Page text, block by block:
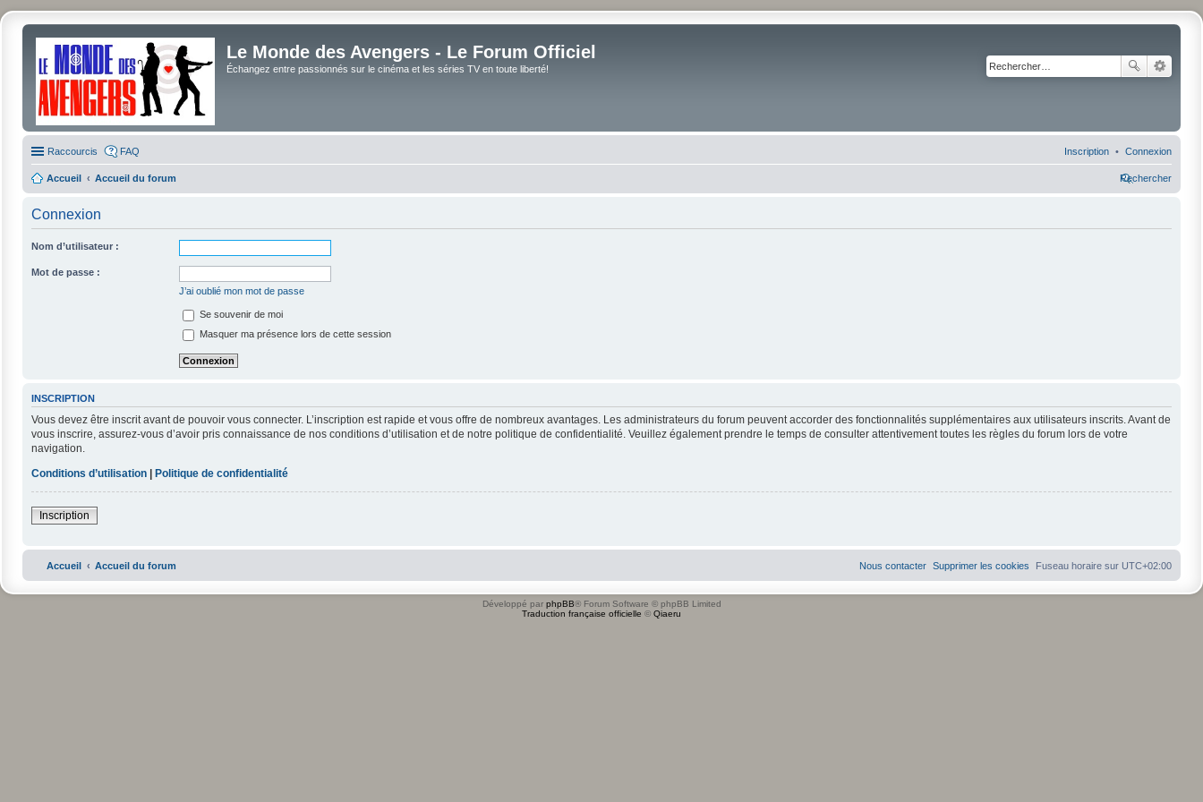
Le Monde des Avengers - Le Forum Officiel
Échangez entre passionnés sur le cinéma et les séries TV en toute liberté!
Raccourcis FAQ Connexion
Inscription
Accueil Accueil du forum Rechercher
Connexion
Nom d’utilisateur :
Mot de passe :
J’ai oublié mon mot de passe
Se souvenir de moi
Masquer ma présence lors de cette session
INSCRIPTION
Vous devez être inscrit avant de pouvoir vous connecter. L’inscription est rapide et vous offre de nombreux avantages. Les administrateurs du forum peuvent accorder des fonctionnalités supplémentaires aux utilisateurs inscrits. Avant de
vous inscrire, assurez-vous d’avoir pris connaissance de nos conditions d’utilisation et de notre politique de confidentialité. Veuillez également prendre le temps de consulter attentivement toutes les règles du forum lors de votre
navigation.
Conditions d’utilisation | Politique de confidentialité
Inscription
Accueil Accueil du forum Fuseau horaire sur UTC+02:00
Supprimer les cookies
Nous contacter
Développé par phpBB® Forum Software © phpBB Limited
Traduction française officielle © Qiaeru